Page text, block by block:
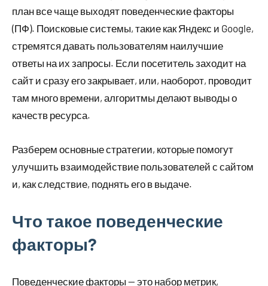
план все чаще выходят поведенческие факторы
(ПФ). Поисковые системы, такие как Яндекс и Google,
стремятся давать пользователям наилучшие
ответы на их запросы. Если посетитель заходит на
сайт и сразу его закрывает, или, наоборот, проводит
там много времени, алгоритмы делают выводы о
качеств ресурса.
Разберем основные стратегии, которые помогут
улучшить взаимодействие пользователей с сайтом
и, как следствие, поднять его в выдаче.
Что такое поведенческие
факторы?
Поведенческие факторы — это набор метрик,